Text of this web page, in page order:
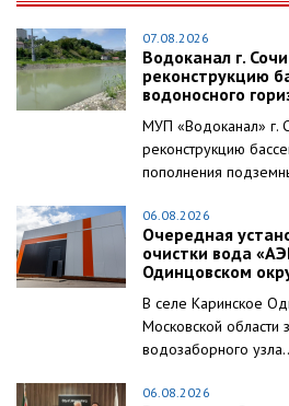
07.08.2026
Водоканал г.
реконструкцию
водоносного
МУП «Водоканал» г.
реконструкцию
пополнения
06.08.2026
Очередная
очистки вода
Одинцовском
В селе Каринское
Московской области
водозаборного
06.08.2026